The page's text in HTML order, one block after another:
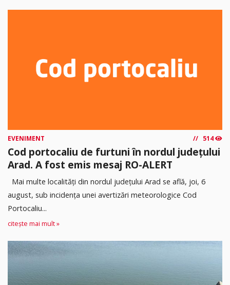
EVENIMENT 514
Cod portocaliu de furtuni în nordul județului
Arad. A fost emis mesaj RO-ALERT
Mai multe localități din nordul județului Arad se află, joi, 6
august, sub incidența unei avertizări meteorologice Cod
Portocaliu...
citește mai mult »